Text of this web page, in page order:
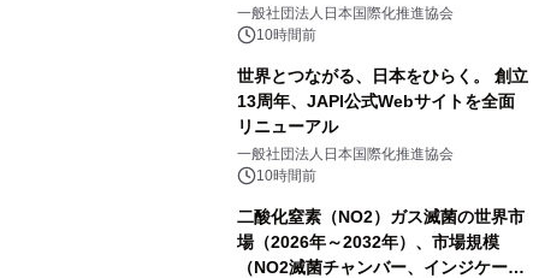
をリリース
一般社団法人日本国際化推進協会
10時間前
世界とつながる、日本をひらく。 創立
13周年、JAPI公式Webサイトを全面
リニューアル
一般社団法人日本国際化推進協会
10時間前
二酸化窒素（NO2）ガス滅菌の世界市
場（2026年～2032年）、市場規模
（NO2滅菌チャンバー、インジケータ